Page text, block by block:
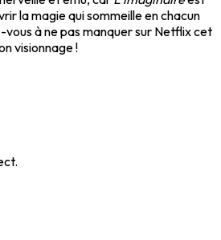
la magie qui sommeille en chacun
vous à ne pas manquer sur Netflix cet
visionnage !